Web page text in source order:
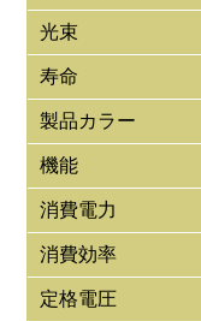
光束
寿命
製品カラー
機能
消費電力
消費効率
定格電圧